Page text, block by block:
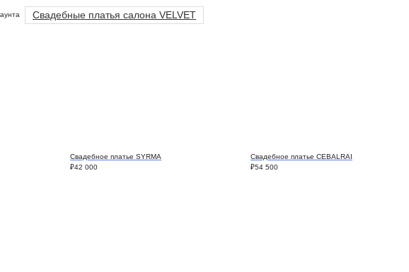
Свадебные платья салона VELVET
Свадебное платье SYRMA
₽42 000
Свадебное платье CEBALRAI
₽54 500